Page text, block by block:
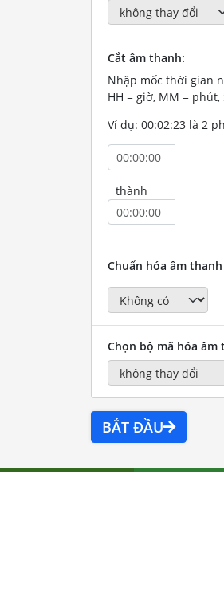
Cắt âm thanh:
Nhập mốc thời gian
HH = giờ, MM = phút,
Ví dụ: 00:02:23 là 2
thành
Chuẩn hóa âm thanh
Chọn bộ mã hóa âm
BẮT ĐẦU